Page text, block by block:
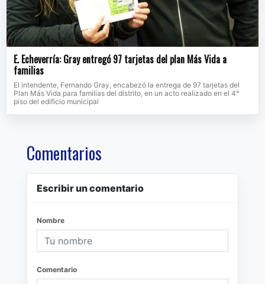
E. Echeverría: Gray entregó 97 tarjetas del plan Más Vida a
familias
El intendente, Fernando Gray, encabezó la entrega de 97 tarjetas del
Plan Más Vida para familias del distrito, en un acto realizado en el 4°
piso del edificio municipal
Comentarios
Escribir un comentario
Nombre
Comentario